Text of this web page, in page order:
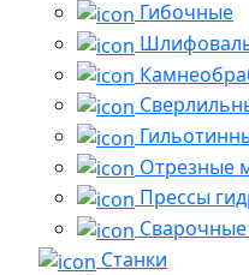
Гибочные
Отрезные
Прессы
Станки